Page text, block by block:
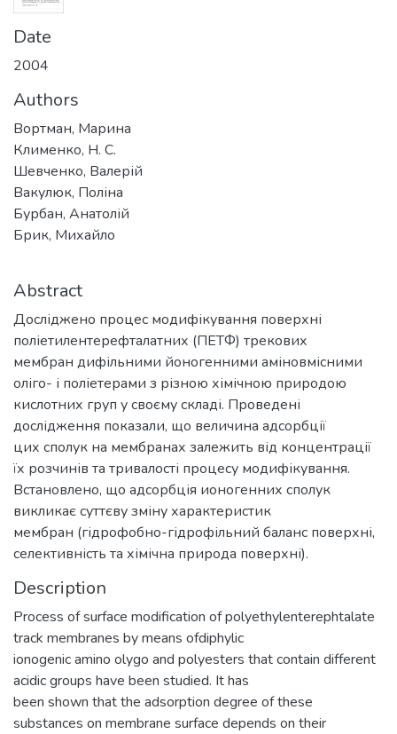
Date
2004
Authors
Вортман, Марина
Клименко, Н. С.
Шевченко, Валерій
Вакулюк, Поліна
Бурбан, Анатолій
Брик, Михайло
Abstract
Досліджено процес модифікування поверхні
поліетилентерефталатних (ПЕТФ) трекових
мембран дифільними йоногенними аміновмісними
оліго- і поліетерами з різною хімічною природою
кислотних груп у своєму складі. Проведені
дослідження показали, що величина адсорбції
цих сполук на мембранах залежить від концентрації
їх розчинів та тривалості процесу модифікування.
Встановлено, що адсорбція ионогенних сполук
викликає суттєву зміну характеристик
мембран (гідрофобно-гідрофільний баланс поверхні,
селективність та хімічна природа поверхні).
Description
Process of surface modification of polyethylenterephtalate
track membranes by means ofdiphylic
ionogenic amino olygo and polyesters that contain different
acidic groups have been studied. It has
been shown that the adsorption degree of these
substances on membrane surface depends on their